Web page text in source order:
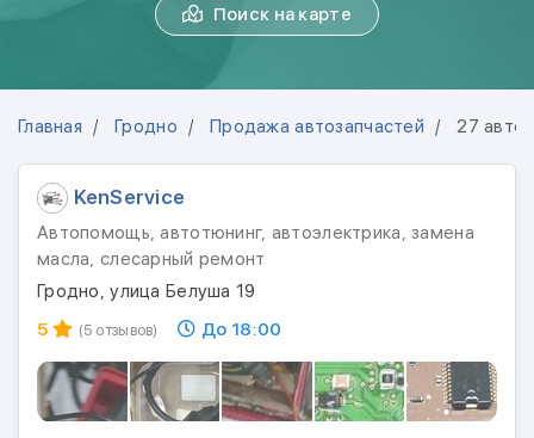
Поиск на карте
Главная Гродно Продажа автозапчастей 27
KenService
Автопомощь, автотюнинг, автоэлектрика, замена
масла, слесарный ремонт
Гродно, улица Белуша 19
5
(5 отзывов) До 18:00